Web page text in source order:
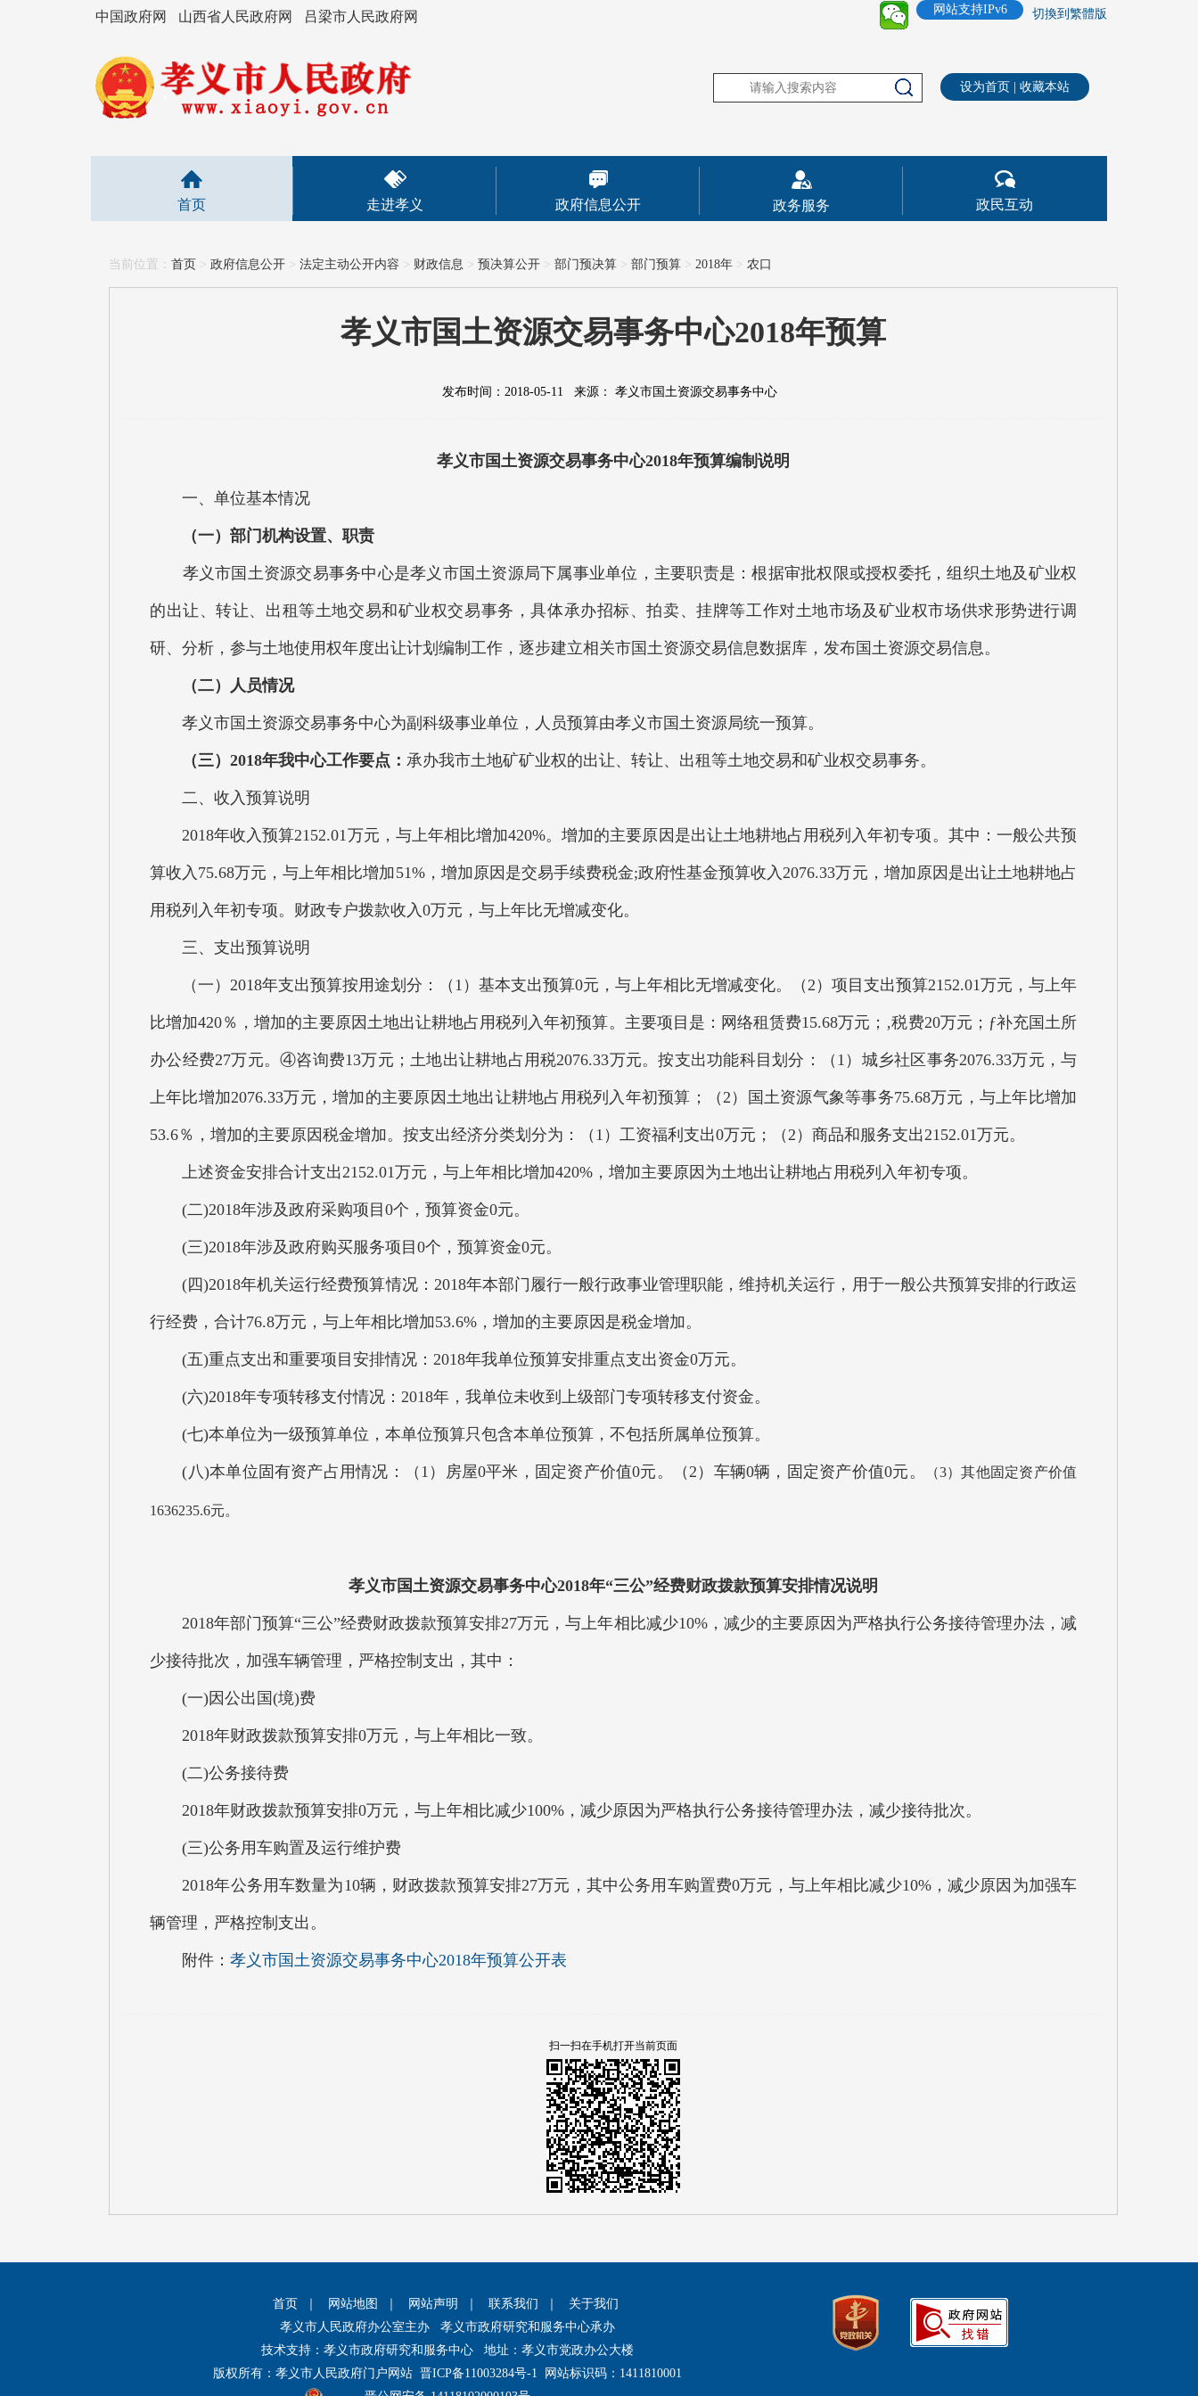
中国政府网 山西省人民政府网 吕梁市人民政府网 切換到繁體版
网站支持IPv6
设为首页 收藏本站
首页 走进孝义 政府信息公开 政务服务 政民互动
当前位置： 首页 > 政府信息公开 > 法定主动公开内容 > 财政信息 > 预决算公开 > 部门预决算 > 部门预算 > 2018年 > 农口
孝义市国土资源交易事务中心2018年预算
发布时间：2018-05-11 来源： 孝义市国土资源交易事务中心
孝义市国土资源交易事务中心2018年预算编制说明
一、单位基本情况
（一）部门机构设置、职责
孝义市国土资源交易事务中心是孝义市国土资源局下属事业单位，主要职责是：根据审批权限或授权委托，组织土地及矿业权
的出让、转让、出租等土地交易和矿业权交易事务，具体承办招标、拍卖、挂牌等工作对土地市场及矿业权市场供求形势进行调
研、分析，参与土地使用权年度出让计划编制工作，逐步建立相关市国土资源交易信息数据库，发布国土资源交易信息。
（二）人员情况
孝义市国土资源交易事务中心为副科级事业单位，人员预算由孝义市国土资源局统一预算。
（三）2018年我中心工作要点： 承办我市土地矿矿业权的出让、转让、出租等土地交易和矿业权交易事务。
二、收入预算说明
2018年收入预算2152.01万元，与上年相比增加420%。增加的主要原因是出让土地耕地占用税列入年初专项。其中：一般公共预
算收入75.68万元，与上年相比增加51%，增加原因是交易手续费税金;政府性基金预算收入2076.33万元，增加原因是出让土地耕地占
用税列入年初专项。财政专户拨款收入0万元，与上年比无增减变化。
三、支出预算说明
（一）2018年支出预算按用途划分：（1）基本支出预算0元，与上年相比无增减变化。（2）项目支出预算2152.01万元，与上年
比增加420％，增加的主要原因土地出让耕地占用税列入年初预算。主要项目是：网络租赁费15.68万元；‚税费20万元；ƒ补充国土所
办公经费27万元。④咨询费13万元；土地出让耕地占用税2076.33万元。按支出功能科目划分：（1）城乡社区事务2076.33万元，与
上年比增加2076.33万元，增加的主要原因土地出让耕地占用税列入年初预算；（2）国土资源气象等事务75.68万元，与上年比增加
53.6％，增加的主要原因税金增加。按支出经济分类划分为：（1）工资福利支出0万元；（2）商品和服务支出2152.01万元。
上述资金安排合计支出2152.01万元，与上年相比增加420%，增加主要原因为土地出让耕地占用税列入年初专项。
(二)2018年涉及政府采购项目0个，预算资金0元。
(三)2018年涉及政府购买服务项目0个，预算资金0元。
(四)2018年机关运行经费预算情况：2018年本部门履行一般行政事业管理职能，维持机关运行，用于一般公共预算安排的行政运
行经费，合计76.8万元，与上年相比增加53.6%，增加的主要原因是税金增加。
(五)重点支出和重要项目安排情况：2018年我单位预算安排重点支出资金0万元。
(六)2018年专项转移支付情况：2018年，我单位未收到上级部门专项转移支付资金。
(七)本单位为一级预算单位，本单位预算只包含本单位预算，不包括所属单位预算。
(八)本单位固有资产占用情况：（1）房屋0平米，固定资产价值0元。（2）车辆0辆，固定资产价值0元。 （3）其他固定资产价值
1636235.6元。
孝义市国土资源交易事务中心2018年“三公”经费财政拨款预算安排情况说明
2018年部门预算“三公”经费财政拨款预算安排27万元，与上年相比减少10%，减少的主要原因为严格执行公务接待管理办法，减
少接待批次，加强车辆管理，严格控制支出，其中：
(一)因公出国(境)费
2018年财政拨款预算安排0万元，与上年相比一致。
(二)公务接待费
2018年财政拨款预算安排0万元，与上年相比减少100%，减少原因为严格执行公务接待管理办法，减少接待批次。
(三)公务用车购置及运行维护费
2018年公务用车数量为10辆，财政拨款预算安排27万元，其中公务用车购置费0万元，与上年相比减少10%，减少原因为加强车
辆管理，严格控制支出。
附件： 孝义市国土资源交易事务中心2018年预算公开表
扫一扫在手机打开当前页面
首页 网站地图 网站声明 联系我们
关于我们
孝义市人民政府办公室主办 孝义市政府研究和服务中心承办
技术支持：孝义市政府研究和服务中心 地址：孝义市党政办公大楼
版权所有：孝义市人民政府门户网站 晋ICP备11003284号-1 网站标识码：1411810001